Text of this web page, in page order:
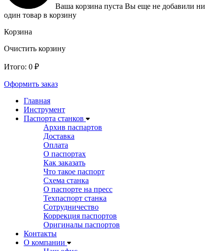
Ваша корзина пуста Вы еще не добавили ни
один товар в корзину
Корзина
Очистить корзину
Итого: 0 ₽
Оформить заказ
Главная
Инструмент
Паспорта станков
Архив паспартов
Доставка
Оплата
О паспортах
Как заказать
Что такое паспорт
Схема станка
О паспорте на пресс
Техпаспорт станка
Сотрудничество
Коррекция паспортов
Оригиналы паспортов
Контакты
О компании